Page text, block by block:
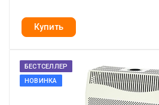
БЕСТСЕЛЛЕР
НОВИНКА